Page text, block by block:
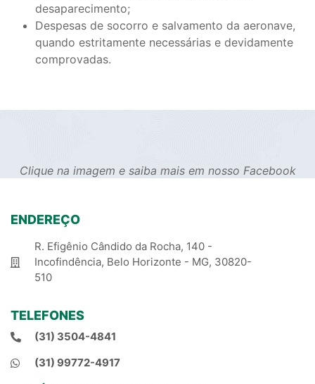
desaparecimento;
Despesas de socorro e salvamento da aeronave,
quando estritamente necessárias e devidamente
comprovadas.
Clique na imagem e saiba mais em nosso Facebook
ENDEREÇO
R. Efigênio Cândido da Rocha, 140 -
Incofindência, Belo Horizonte - MG, 30820-
510
TELEFONES
(31) 3504-4841
(31) 99772-4917